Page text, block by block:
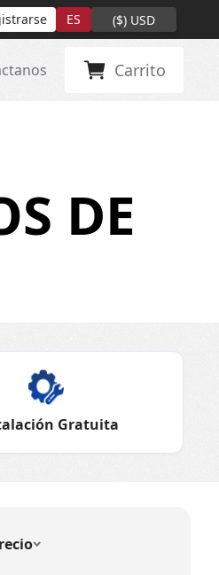
ES ($) USD
Carrito
DE
Gratuita